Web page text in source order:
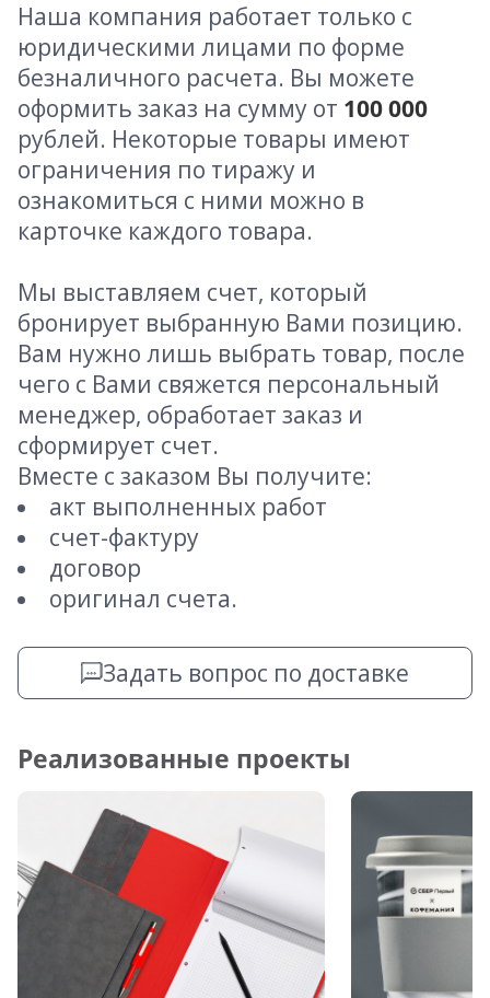
Наша компания работает только с
юридическими лицами по форме
безналичного расчета. Вы можете
оформить заказ на сумму от 100 000
рублей. Некоторые товары имеют
ограничения по тиражу и
ознакомиться с ними можно в
карточке каждого товара.
Мы выставляем счет, который
бронирует выбранную Вами позицию.
Вам нужно лишь выбрать товар, после
чего с Вами свяжется персональный
менеджер, обработает заказ и
сформирует счет.
Вместе с заказом Вы получите:
акт выполненных работ
счет-фактуру
договор
оригинал счета.
Задать вопрос по доставке
Реализованные проекты